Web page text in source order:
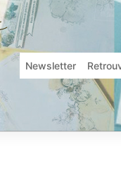
Newsletter